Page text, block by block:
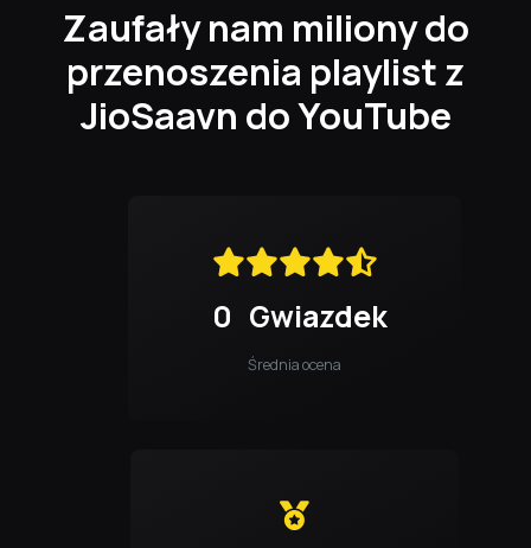
Zaufały nam miliony do
przenoszenia playlist z
JioSaavn do YouTube
0 Gwiazdek
Średnia ocena